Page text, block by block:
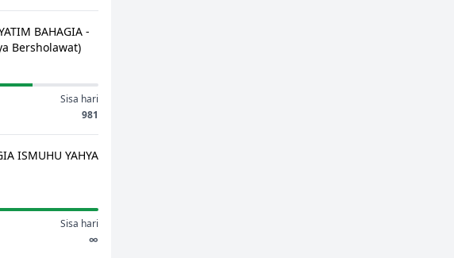
BAHAGIA -
Bersholawat)
Sisa hari
981
ISMUHU YAHYA
Sisa hari
∞